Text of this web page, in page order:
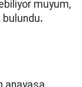
muyum,
bulundu.
anayasa